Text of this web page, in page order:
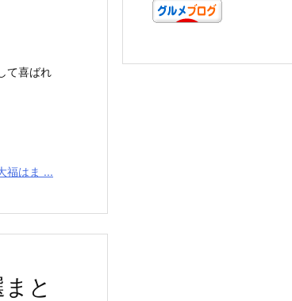
て喜ばれ
福はま ...
と